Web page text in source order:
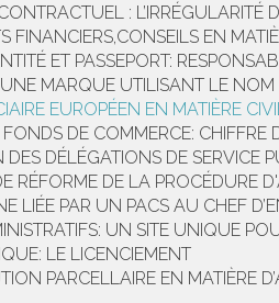
:
FINANCIERS,CONSEILS EN
ET PASSEPORT:
MARQUE UTILISANT LE
EUROPÉEN EN MATIÈRE
DE COMMERCE: CHIFFRE
DES DÉLÉGATIONS DE SERVICE
RÉFORME DE LA PROCÉDURE
LIÉE PAR UN PACS AU CHEF
UN SITE UNIQUE
LE LICENCIEMENT
PARCELLAIRE EN MATIÈRE